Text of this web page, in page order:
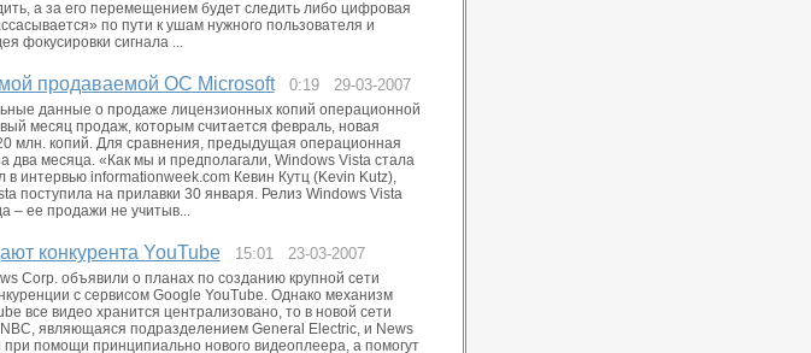
а за его перемещением будет следить либо цифровая
по пути к ушам нужного пользователя и
фокусировки сигнала ...
продаваемой ОС Microsoft 0:19 29-03-2007
данные о продаже лицензионных копий операционной
месяц продаж, которым считается февраль, новая
млн. копий. Для сравнения, предыдущая операционная
два месяца. «Как мы и предполагали, Windows Vista стала
интервью informationweek.com Кевин Кутц (Kevin Kutz),
поступила на прилавки 30 января. Релиз Windows Vista
– ее продажи не учитыв...
конкурента YouTube 15:01 23-03-2007
Corp. объявили о планах по созданию крупной сети
с сервисом Google YouTube. Однако механизм
все видео хранится централизовано, то в новой сети
являющаяся подразделением General Electric, и News
помощи принципиально нового видеоплеера, а помогут